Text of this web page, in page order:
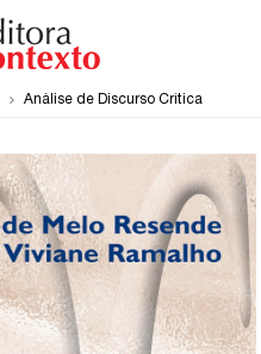
Análise de Discurso Crítica